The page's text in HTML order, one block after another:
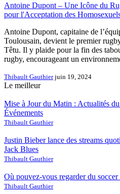
Antoine Dupont – Une Icône du
pour l'Acceptation des
Antoine Dupont, capitaine de
Toulousain, devient le premier
Têtu. Il y plaide pour la fin des
rugby, encourageant un
Thibault Gauthier juin 19, 2024
Le meilleur
Mise à Jour du Matin : Actualités
Événements
Thibault Gauthier
Justin Bieber lance des streams
Jack Blues
Thibault Gauthier
Où pouvez-vous regarder du soccer
Thibault Gauthier